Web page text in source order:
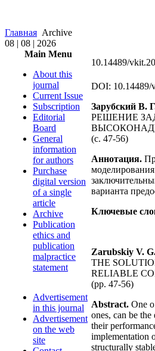
Главная Archive
08 | 08 | 2026
Main Menu
About this
journal
Current Issue
Subscription
Editorial
Board
General
information
for authors
Purchase
digital version
of a single
article
Archive
Publication
ethics and
publication
malpractice
statement
Advertisement
in this journal
Advertisement
on the web
site
10.14489/
DOI: 10.14489/
Зарубский В.
РЕШЕНИЕ
(c. 47-56)
Аннотация.
варианта
Ключевые
Zarubskiy V.
THE
RELIABLE
(pp. 47-56)
Abstract. One
ones, can be
their
implementation
structurally